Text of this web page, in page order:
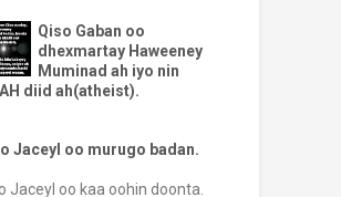
Qiso Gaban oo
dhexmartay Haweeney
Muminad ah iyo nin
diid ah(atheist).
Jaceyl oo murugo badan.
Jaceyl oo kaa oohin doonta.